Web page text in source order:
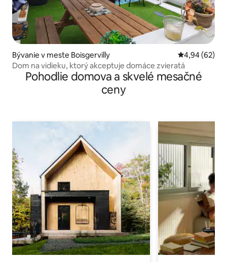
Bývanie v meste Boisgervilly Priemerné
4,94 (62)
Dom na vidieku, ktorý akceptuje domáce zvieratá
Pohodlie domova a skvelé mesačné
ceny